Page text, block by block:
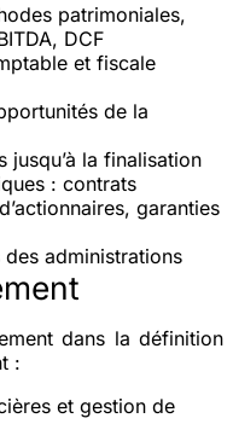
patrimoniales,
DCF
et fiscale
de la
jusqu’à la finalisation
: contrats
garanties
des administrations
dans la définition
:
et gestion de